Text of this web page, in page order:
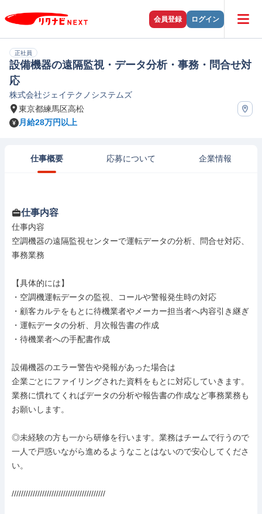
会員登録 ログイン
正社員
設備機器の遠隔監視・データ分析・事務・問合せ対
応
株式会社ジェイテクノシステムズ
東京都練馬区高松
月給28万円以上
仕事概要 応募について 企業情報
仕事内容
仕事内容
空調機器の遠隔監視センターで運転データの分析、問合せ対応、
事務業務
【具体的には】
・空調機運転データの監視、コールや警報発生時の対応
・顧客カルテをもとに待機業者やメーカー担当者へ内容引き継ぎ
・運転データの分析、月次報告書の作成
・待機業者への手配書作成
設備機器のエラー警告や発報があった場合は
企業ごとにファイリングされた資料をもとに対応していきます。
業務に慣れてくればデータの分析や報告書の作成など事務業務も
お願いします。
◎未経験の方も一から研修を行います。業務はチームで行うので
一人で戸惑いながら進めるようなことはないので安心してくださ
い。
////////////////////////////////////////